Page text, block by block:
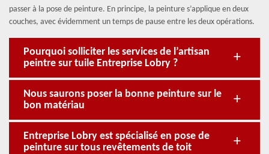
passer à la pose de peinture. En principe, la peinture s’applique en deux
couches, avec évidemment un temps de pause entre les deux opérations.
Pourquoi solliciter les services de l’artisan
peintre sur tuile Entreprise Lobry ?
Nous saurons poser la bonne peinture sur le
bon matériau
Entreprise Lobry est spécialisé en pose de
peinture sur tous revêtements de toit